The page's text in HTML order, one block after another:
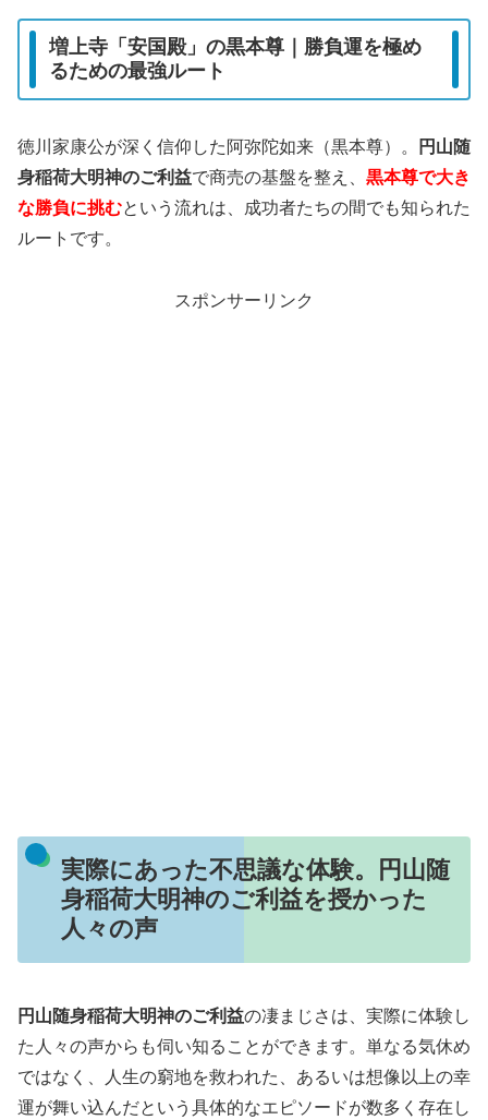
増上寺「安国殿」の黒本尊｜勝負運を極め
るための最強ルート
徳川家康公が深く信仰した阿弥陀如来（黒本尊）。
円山随
身稲荷大明神のご利益で商売の基盤を整え、 黒本尊で大き
な勝負に挑むという流れは、成功者たちの間でも知られた
ルートです。
スポンサーリンク
実際にあった不思議な体験。円山随
身稲荷大明神のご利益を授かった
人々の声
円山随身稲荷大明神のご利益の凄まじさは、実際に体験し
た人々の声からも伺い知ることができます。単なる気休め
ではなく、人生の窮地を救われた、あるいは想像以上の幸
運が舞い込んだという具体的なエピソードが数多く存在し